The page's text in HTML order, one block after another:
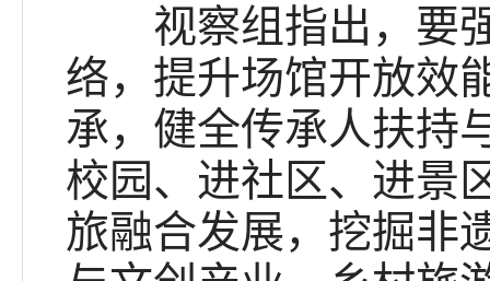
视察组指出，要强
络，提升场馆开放效
承，健全传承人扶持
校园、进社区、进景
旅融合发展，挖掘非